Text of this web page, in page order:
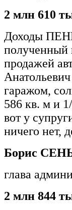
2 млн 610
Доходы
полученный
продажей
гаражом,
586 кв. м и
вот у
ничего нет,
Борис
глава
2 млн 844